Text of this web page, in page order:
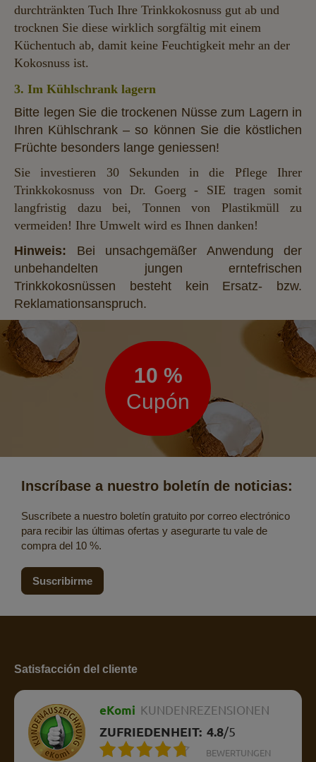
durchtränkten Tuch Ihre Trinkkokosnuss gut ab und
trocknen Sie diese wirklich sorgfältig mit einem
Küchentuch ab, damit keine Feuchtigkeit mehr an der
Kokosnuss ist.
3. Im Kühlschrank lagern
Bitte legen Sie die trockenen Nüsse zum Lagern in
Ihren Kühlschrank – so können Sie die köstlichen
Früchte besonders lange geniessen!
Sie investieren 30 Sekunden in die Pflege Ihrer
Trinkkokosnuss von Dr. Goerg - SIE tragen somit
langfristig dazu bei, Tonnen von Plastikmüll zu
vermeiden! Ihre Umwelt wird es Ihnen danken!
Hinweis: Bei unsachgemäßer Anwendung der
unbehandelten jungen erntefrischen
Trinkkokosnüssen besteht kein Ersatz- bzw.
Reklamationsanspruch.
Boletín
de
noticias
10 %
Cupón
Inscríbase a nuestro boletín de noticias:
Suscríbete a nuestro boletín gratuito por correo electrónico
para recibir las últimas ofertas y asegurarte tu vale de
compra del 10 %.
Suscribirme
Satisfacción del cliente
eKomi KUNDENREZENSIONEN
ZUFRIEDENHEIT: 4.8/5
BEWERTUNGEN